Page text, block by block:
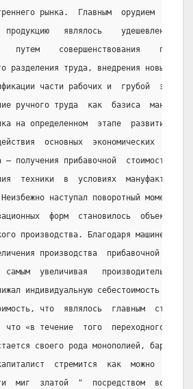
рынка.  Главным  орудием  для
продукцию   являлось    удешевление
путем    совершенствования
разделения труда, внедрения новых
части рабочих и  грубой
ручного труда  как  базиса
на определенном  этапе  развития
основных  экономических
— получения прибавочной  стоимости  и
техники  в  условиях
наступал поворотный момент,
форм  становилось
производства. Благодаря машине
производства  прибавочной
увеличивая
индивидуальную себестоимость
что  являлось  главным
что «в течение  того  переходного
своего рода монополией, барыши
стремится  как  можно
миг  златой  "  посредством